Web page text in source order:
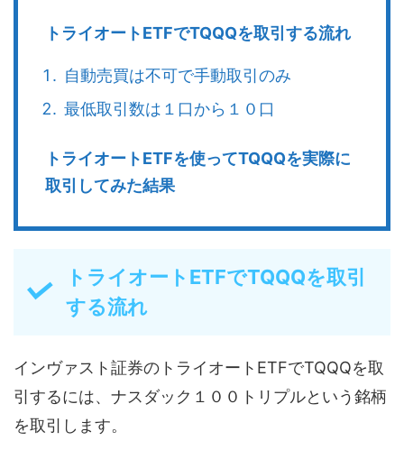
トライオートETFでTQQQを取引する流れ
自動売買は不可で手動取引のみ
最低取引数は１口から１０口
トライオートETFを使ってTQQQを実際に
取引してみた結果
トライオートETFでTQQQを取引
する流れ
インヴァスト証券のトライオートETFでTQQQを取
引するには、ナスダック１００トリプルという銘柄
を取引します。